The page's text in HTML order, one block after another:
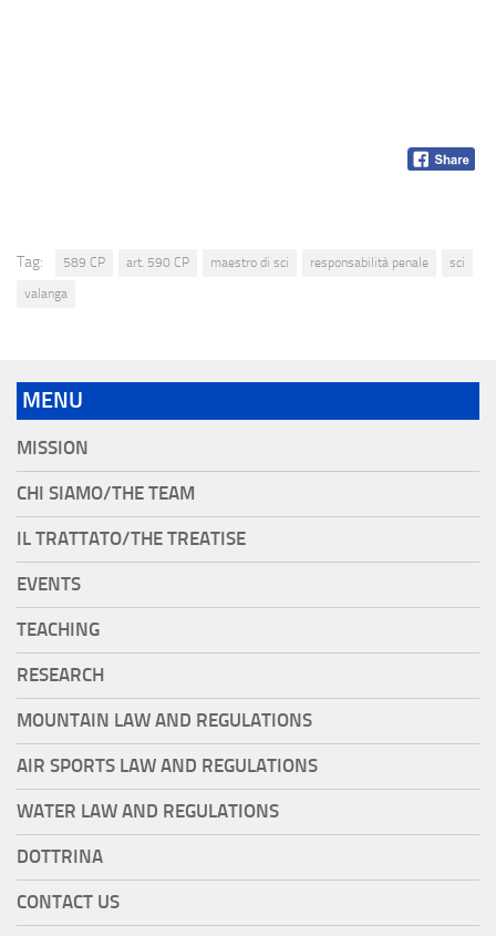
Tag: 589 CP art. 590 CP maestro di sci responsabilità penale
sci
valanga
MENU
MISSION
CHI SIAMO/THE TEAM
IL TRATTATO/THE TREATISE
EVENTS
TEACHING
RESEARCH
MOUNTAIN LAW AND REGULATIONS
AIR SPORTS LAW AND REGULATIONS
WATER LAW AND REGULATIONS
DOTTRINA
CONTACT US